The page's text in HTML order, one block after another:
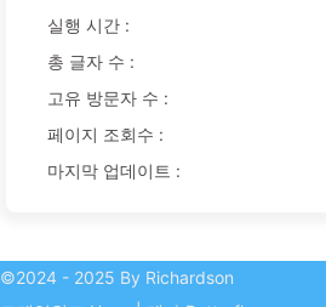
실행 시간 :
총 글자 수 :
고유 방문자 수 :
페이지 조회수 :
마지막 업데이트 :
©2024 - 2025 By Richardson